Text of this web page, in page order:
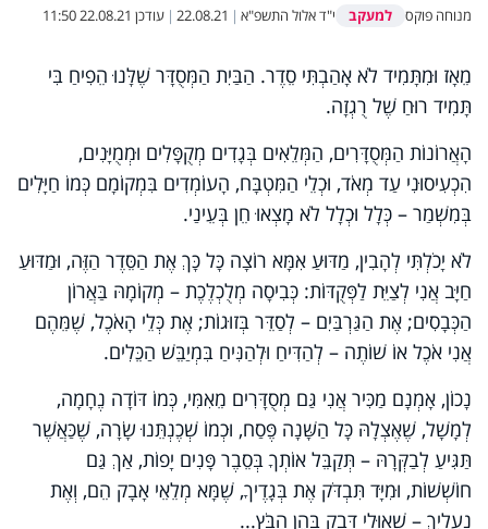
מנוחה פוקס למעקב י"ד אלול התשפ"א |
22.08.21
| עודכן 22.08.21 11:50
מֵאָז וּמִתָּמִיד לֹא אָהַבְתִּי סֵדֶר. הַבַּיִת הַמְּסֻדָּר שֶׁלָּנוּ הֵפִיחַ בִּי
תָּמִיד רוּחַ שֶׁל רֻגְזָה.
הָאֲרוֹנוֹת הַמְּסֻדָּרִים, הַמְּלֵאִים בְּגָדִים מְקֻפָּלִים וּמְמֻיָּנִים,
הִכְעִיסוּנִי עַד מְאֹד, וּכְלֵי הַמִּטְבָּח, הָעוֹמְדִים בִּמְקוֹמָם כְּמוֹ חַיָּלִים
בְּמִשְׁמַר – כְּלָל וּכְלָל לֹא מָצְאוּ חֵן בְּעֵינַי.
לֹא יָכֹלְתִּי לְהָבִין, מַדּוּעַ אִמָּא רוֹצָה כָּל כָּךְ אֶת הַסֵּדֶר הַזֶּה, וּמַדּוּעַ
חַיָּב אֲנִי לְצַיֵּת לַפְּקֻדּוֹת: כְּבִיסָה מְלֻכְלֶכֶת – מְקוֹמָהּ בַּאֲרוֹן
הַכְּבָסִים; אֶת הַגַּרְבַּיִם – לְסַדֵּר בְּזוּגוֹת; אֶת כְּלֵי הָאֹכֶל, שֶׁמֵּהֶם
אֲנִי אֹכֶל אוֹ שׁוֹתֶה – לְהַדִּיחַ וּלְהַנִּיחַ בִּמְיַבֵּשׁ הַכֵּלִים.
נָכוֹן, אָמְנָם מַכִּיר אֲנִי גַּם מְסֻדָּרִים מֵאִמִּי, כְּמוֹ דּוֹדָה נֶחָמָה,
לְמָשָׁל, שֶׁאֶצְלָהּ כָּל הַשָּׁנָה פֶּסַח, וּכְמוֹ שְׁכֶנְתֵּנוּ שָׂרָה, שֶׁכַּאֲשֶׁר
תַּגִּיעַ לְבַקְּרָהּ – תְּקַבֵּל אוֹתְךָ בְּסֵבֶר פָּנִים יָפוֹת, אַךְ גַּם
חוֹשְׁשׁוֹת, וּמִיָּד תִּבְדֹּק אֶת בְּגָדֶיךָ, שֶׁמָּא מְלֵאֵי אָבָק הֵם, וְאֶת
נַעֲלַיִךְ – שֶׁאוּלַי דָּבַק בָּהֶן הַבֹּץ...